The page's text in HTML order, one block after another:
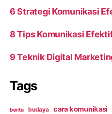
6 Strategi Komunikasi
8 Tips Komunikasi
9 Teknik Digital
Tags
berita budaya cara komunikasi